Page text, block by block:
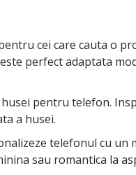
cei care cauta o
perfect adaptata
pentru telefon.
a husei.
telefonul cu un
sau romantica la